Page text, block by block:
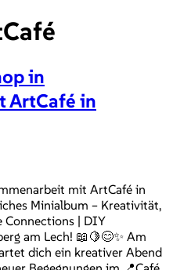
in
ArtCafé in
mit ArtCafé in
Minialbum – Kreativität,
Connections | DIY
am Lech! 📖🍋😊✨ Am
dich ein kreativer Abend